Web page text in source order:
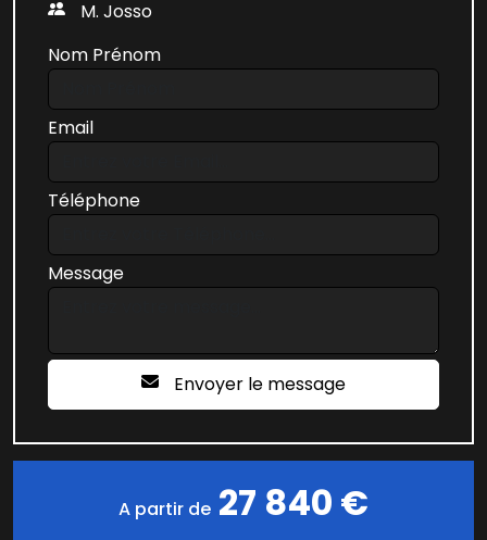
M. Josso
Nom Prénom
Email
Téléphone
Message
Envoyer le message
A partir de 27 840 €